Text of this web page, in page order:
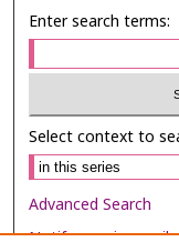
Enter search terms:
Select context to
Advanced Search